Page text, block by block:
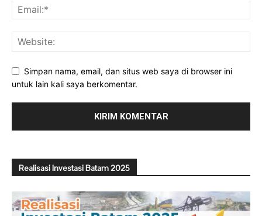
Simpan nama, email, dan situs web saya di browser ini
untuk lain kali saya berkomentar.
Realisasi Investasi Batam 2025